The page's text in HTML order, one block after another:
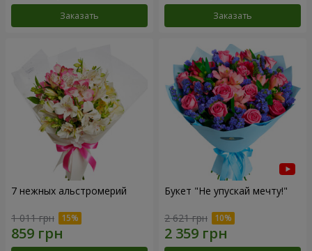
Заказать Заказать
7 нежных альстромерий
1 011 грн
Букет "Не упускай мечту!"
2 621 грн